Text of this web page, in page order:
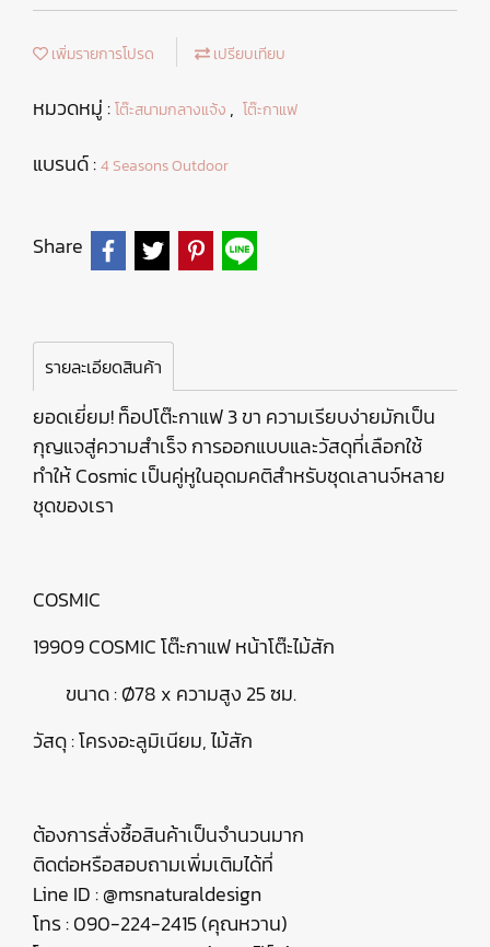
เพิ่มรายการโปรด เปรียบเทียบ
หมวดหมู่ :โต๊ะสนามกลางแจ้ง , โต๊ะกาแฟ
แบรนด์ :4 Seasons Outdoor
Share
รายละเอียดสินค้า
ยอดเยี่ยม! ท็อปโต๊ะกาแฟ 3 ขา ความเรียบง่ายมักเป็น
กุญแจสู่ความสำเร็จ การออกแบบและวัสดุที่เลือกใช้
ทำให้ Cosmic เป็นคู่หูในอุดมคติสำหรับชุดเลานจ์หลาย
ชุดของเรา
COSMIC
19909 COSMIC โต๊ะกาแฟ หน้าโต๊ะไม้สัก
ขนาด : Ø78 x ความสูง 25 ซม.
วัสดุ : โครงอะลูมิเนียม, ไม้สัก
ต้องการสั่งซื้อสินค้าเป็นจำนวนมาก
ติดต่อหรือสอบถามเพิ่มเติมได้ที่
Line ID : @msnaturaldesign
โทร : 090-224-2415 (คุณหวาน)